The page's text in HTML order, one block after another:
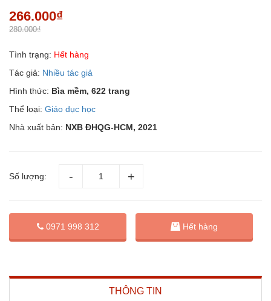
266.000₫
280.000₫
Tình trạng: Hết hàng
Tác giả: Nhiều tác giả
Hình thức: Bìa mềm, 622 trang
Thể loại: Giáo dục học
Nhà xuất bản: NXB ĐHQG-HCM, 2021
Số lượng:
0971 998 312 Hết hàng
THÔNG TIN